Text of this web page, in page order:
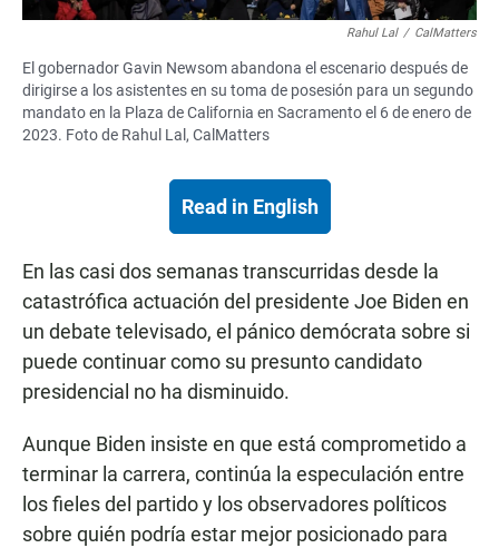
Rahul Lal / CalMatters
El gobernador Gavin Newsom abandona el escenario después de
dirigirse a los asistentes en su toma de posesión para un segundo
mandato en la Plaza de California en Sacramento el 6 de enero de
2023. Foto de Rahul Lal, CalMatters
Read in English
En las casi dos semanas transcurridas desde la
catastrófica actuación del presidente Joe Biden en
un debate televisado, el pánico demócrata sobre si
puede continuar como su presunto candidato
presidencial no ha disminuido.
Aunque Biden insiste en que está comprometido a
terminar la carrera, continúa la especulación entre
los fieles del partido y los observadores políticos
sobre quién podría estar mejor posicionado para